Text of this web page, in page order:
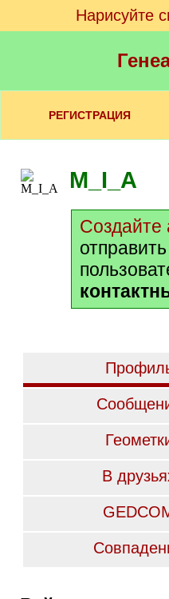
Нарисуйте
РЕГИСТРАЦИЯ
M_I_A
Создайте
В